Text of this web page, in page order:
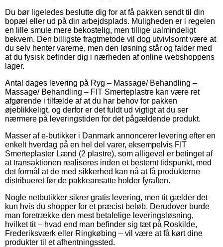
Du bør ligeledes beslutte dig for at få pakken sendt til din
bopæl eller ud på din arbejdsplads. Muligheden er i regelen
en lille smule mere bekostelig, men tillige ualmindeligt
bekvem. Den billigste fragtmetode vil dog utvivlsomt være at
du selv henter varerne, men den løsning står og falder med
at du fysisk befinder dig i nærheden af online webshoppens
lager.
Antal dages levering på Ryg – Massage/ Behandling –
Massage/ Behandling – FIT Smerteplastre kan være ret
afgørende i tilfælde af at du har behov for pakken
øjeblikkeligt, og derfor er det fuldt ud vigtigt at du ser
nærmere på leveringstiden for det pågældende produkt.
Masser af e-butikker i Danmark annoncerer levering efter en
enkelt hverdag på en hel del varer, eksempelvis FIT
Smerteplaster Lænd (2 plastre), som alligevel er betinget af
at transaktionen realiseres inden et bestemt tidspunkt, med
det formål at de med sikkerhed kan nå at få produkterne
distribueret før de pakkeansatte holder fyraften.
Nogle netbutikker sikrer gratis levering, men tit gælder det
kun hvis du shopper for et præcist beløb. Derudover burde
man foretrække den mest betalelige leveringsløsning,
hvilket tit – hvad end man befinder sig tæt på Roskilde,
Frederiksværk eller Ringkøbing – vil være at få kørt dine
produkter til et afhentningssted.